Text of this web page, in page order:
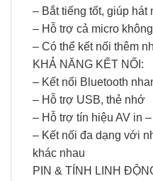
– Bắt tiếng tốt, giúp hát
– Hỗ trợ cả micro
– Có thể kết nối thêm
KHẢ NĂNG KẾT NỐI:
– Kết nối Bluetooth
– Hỗ trợ USB, thẻ nhớ
– Hỗ trợ tín hiệu AV in
– Kết nối đa dạng với
khác nhau
PIN & TÍNH LINH